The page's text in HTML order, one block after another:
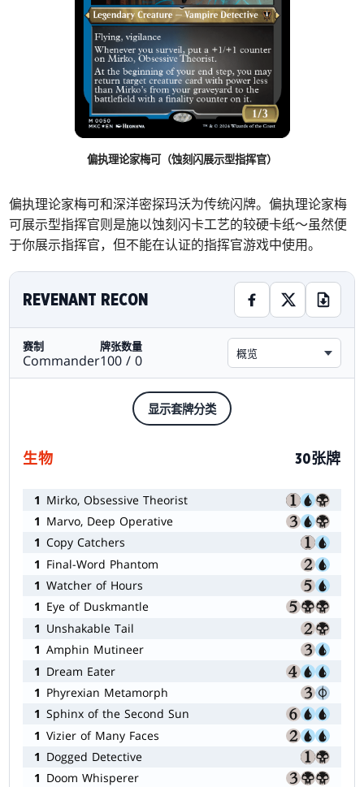
偏执理论家梅可（蚀刻闪展示型指挥官）
偏执理论家梅可和深洋密探玛沃为传统闪牌。偏执理论家梅
可展示型指挥官则是施以蚀刻闪卡工艺的较硬卡纸～虽然便
于你展示指挥官，但不能在认证的指挥官游戏中使用。
REVENANT RECON
赛制
Commander
牌张数量
100 / 0 概览
显示套牌分类
生物 30张牌
1 Mirko, Obsessive Theorist
1 Marvo, Deep Operative
1 Copy Catchers
1 Final-Word Phantom
1 Watcher of Hours
1 Eye of Duskmantle
1 Unshakable Tail
1 Amphin Mutineer
1 Dream Eater
1 Phyrexian Metamorph
1 Sphinx of the Second Sun
1 Vizier of Many Faces
1 Dogged Detective
1 Doom Whisperer